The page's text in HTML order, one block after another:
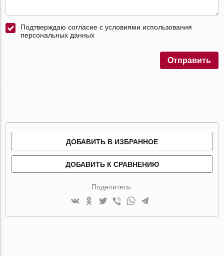
Подтверждаю согласие с условиями использования
персональных данных
Отправить
ДОБАВИТЬ В ИЗБРАННОЕ
ДОБАВИТЬ К СРАВНЕНИЮ
Поделитесь: